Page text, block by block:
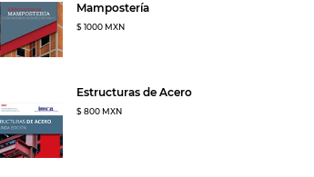
Mampostería
$ 1000 MXN
Estructuras de Acero
$ 800 MXN